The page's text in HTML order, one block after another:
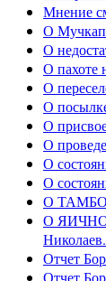
Мнение
О
О
О пахоте
О
О
О
О
О
О
О
О ЯИЧНОЙ
Отчет
Отчет